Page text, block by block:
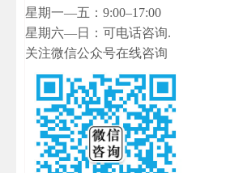
星期一—五：9:00–17:00
星期六—日：可电话咨询.
关注微信公众号在线咨询